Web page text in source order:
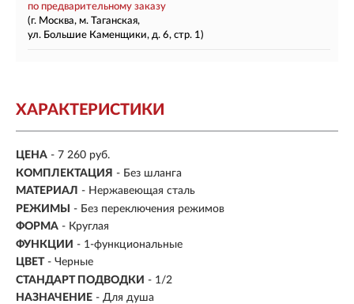
по предварительному заказу
(г. Москва, м. Таганская,
ул. Большие Каменщики, д. 6, стр. 1)
ХАРАКТЕРИСТИКИ
ЦЕНА - 7 260 руб.
КОМПЛЕКТАЦИЯ - Без шланга
МАТЕРИАЛ - Нержавеющая сталь
РЕЖИМЫ
- Без переключения режимов
ФОРМА - Круглая
ФУНКЦИИ - 1-функциональные
ЦВЕТ - Черные
СТАНДАРТ ПОДВОДКИ - 1/2
НАЗНАЧЕНИЕ - Для душа